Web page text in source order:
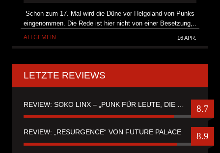
Schon zum 17. Mal wird die Düne vor Helgoland von Punks
eingenommen. Die Rede ist hier nicht von einer Besetzung,..
ALLGEMEIN 16 APR.
LETZTE REVIEWS
8.7
REVIEW: „RESURGENCE“ VON FUTURE PALACE 8.9